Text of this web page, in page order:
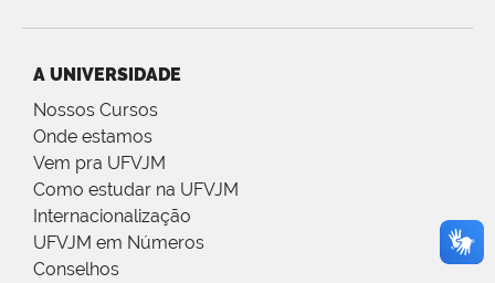
A UNIVERSIDADE
Nossos Cursos
Onde estamos
Vem pra UFVJM
Como estudar na UFVJM
Internacionalização
UFVJM em Números
Conselhos